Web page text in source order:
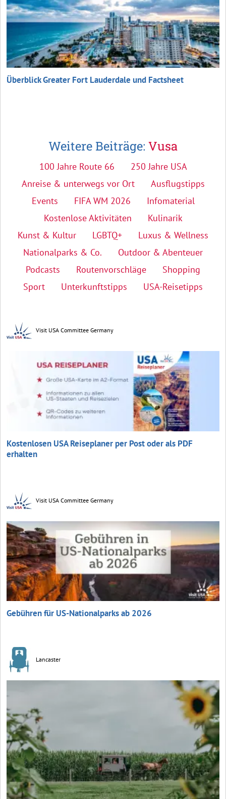
Überblick Greater Fort Lauderdale und Factsheet
Weitere Beiträge: Vusa
100 Jahre Route 66
250 Jahre USA
Anreise & unterwegs vor Ort
Ausflugstipps
Events
FIFA WM 2026
Infomaterial
Kostenlose Aktivitäten
Kulinarik
Kunst & Kultur
LGBTQ+
Luxus & Wellness
Nationalparks & Co.
Outdoor & Abenteuer
Podcasts
Routenvorschläge
Shopping
Sport
Unterkunftstipps USA-Reisetipps
Visit USA Committee Germany
Kostenlosen USA Reiseplaner per Post oder als PDF
erhalten
Visit USA Committee Germany
Gebühren für US-Nationalparks ab 2026
Lancaster